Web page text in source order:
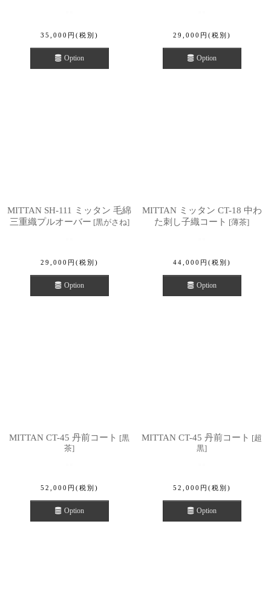
35,000 円 (税別)
Option
29,000 円 (税別)
Option
MITTAN SH-111 ミッタン 毛綿
三重織プルオーバー [黒がさね]
29,000 円 (税別)
Option
MITTAN ミッタン CT-18 中わ
た刺し子織コート [薄茶]
44,000 円 (税別)
Option
MITTAN CT-45 丹前コート [黒
茶]
52,000 円 (税別)
Option
MITTAN CT-45 丹前コート [超
黒]
52,000 円 (税別)
Option